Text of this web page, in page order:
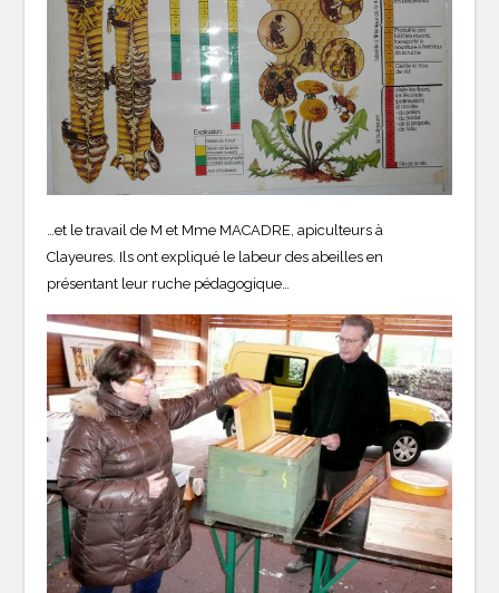
…et le travail de M et Mme MACADRE, apiculteurs à
Clayeures. Ils ont expliqué le labeur des abeilles en
présentant leur ruche pédagogique…